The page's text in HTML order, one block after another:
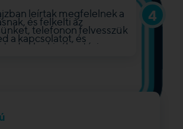
4
leírtak megfelelnek a
és felkelti az
telefonon felvesszük
a kapcsolatot, és
adunk a kiválasztási